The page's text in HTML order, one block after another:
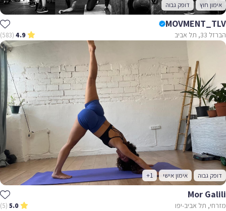
חוץ דופק גבוה
אביב 4.9
(583)
גבוה אימון אישי +1
Mor
תל אביב-יפו 5.0
(5)